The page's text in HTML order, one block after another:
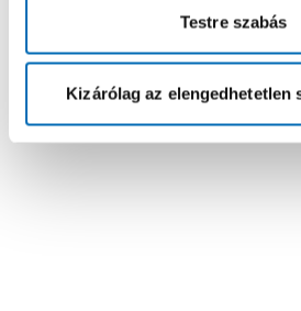
Testre szabás
Kizárólag az elengedhetetlen